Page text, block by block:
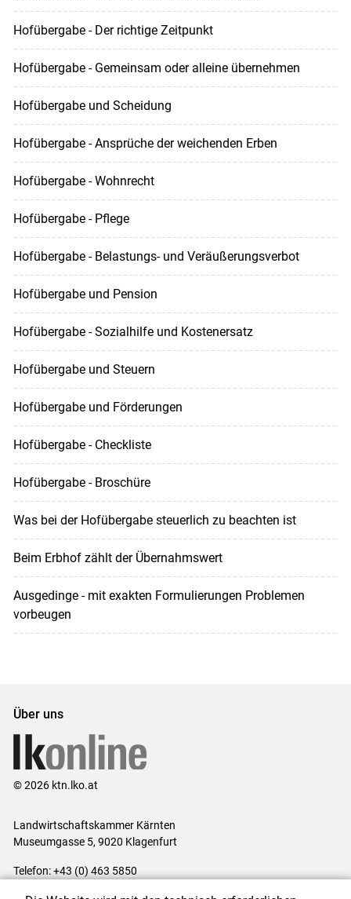
Hofübergabe - Der richtige Zeitpunkt
Hofübergabe - Gemeinsam oder alleine übernehmen
Hofübergabe und Scheidung
Hofübergabe - Ansprüche der weichenden Erben
Hofübergabe - Wohnrecht
Hofübergabe - Pflege
Hofübergabe - Belastungs- und Veräußerungsverbot
Hofübergabe und Pension
Hofübergabe - Sozialhilfe und Kostenersatz
Hofübergabe und Steuern
Hofübergabe und Förderungen
Hofübergabe - Checkliste
Hofübergabe - Broschüre
Was bei der Hofübergabe steuerlich zu beachten ist
Beim Erbhof zählt der Übernahmswert
Ausgedinge - mit exakten Formulierungen Problemen
vorbeugen
Über uns
© 2026 ktn.lko.at
Landwirtschaftskammer Kärnten
Museumgasse 5, 9020 Klagenfurt
Telefon: +43 (0) 463 5850